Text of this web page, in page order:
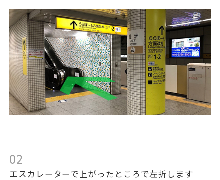
02
エスカレーターで上がったところで左折します